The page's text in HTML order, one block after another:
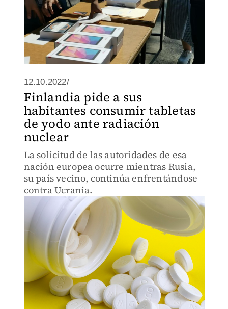
12.10.2022/
Finlandia pide a sus
habitantes consumir tabletas
de yodo ante radiación
nuclear
La solicitud de las autoridades de esa
nación europea ocurre mientras Rusia,
su país vecino, continúa enfrentándose
contra Ucrania.